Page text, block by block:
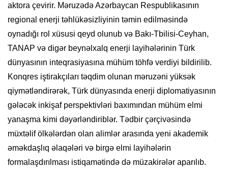
aktora çevirir. Məruzədə Azərbaycan Respublikasının
regional enerji təhlükəsizliyinin təmin edilməsində
oynadığı rol xüsusi qeyd olunub və Bakı-Tbilisi-Ceyhan,
TANAP və digər beynəlxalq enerji layihələrinin Türk
dünyasının inteqrasiyasına mühüm töhfə verdiyi bildirilib.
Konqres iştirakçıları təqdim olunan məruzəni yüksək
qiymətləndirərək, Türk dünyasında enerji diplomatiyasının
gələcək inkişaf perspektivləri baxımından mühüm elmi
yanaşma kimi dəyərləndiriblər. Tədbir çərçivəsində
müxtəlif ölkələrdən olan alimlər arasında yeni akademik
əməkdaşlıq əlaqələri və birgə elmi layihələrin
formalaşdırılması istiqamətində də müzakirələr aparılıb.